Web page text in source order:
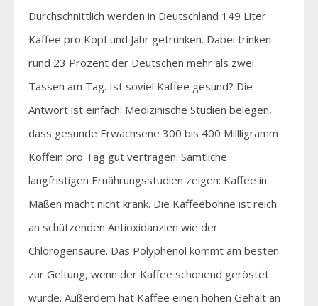
Durchschnittlich werden in Deutschland 149 Liter
Kaffee pro Kopf und Jahr getrunken. Dabei trinken
rund 23 Prozent der Deutschen mehr als zwei
Tassen am Tag. Ist soviel Kaffee gesund? Die
Antwort ist einfach: Medizinische Studien belegen,
dass gesunde Erwachsene 300 bis 400 Millligramm
Koffein pro Tag gut vertragen. Sämtliche
langfristigen Ernährungsstudien zeigen: Kaffee in
Maßen macht nicht krank. Die Kaffeebohne ist reich
an schützenden Antioxidanzien wie der
Chlorogensäure. Das Polyphenol kommt am besten
zur Geltung, wenn der Kaffee schonend geröstet
wurde. Außerdem hat Kaffee einen hohen Gehalt an